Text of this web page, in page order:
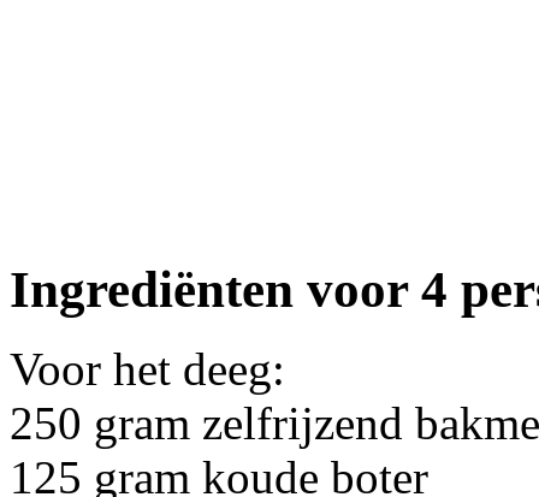
Ingrediënten voor 4
Voor het deeg:
250 gram zelfrijzend
125 gram koude boter